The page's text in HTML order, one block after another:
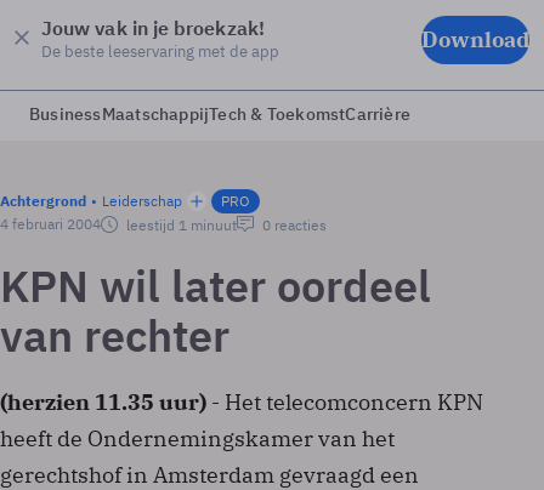
Jouw vak in je broekzak!
De beste leeservaring met de app Download
BusinessMaatschappijTech & ToekomstCarrière
Achtergrond Leiderschap
PRO
4 februari 2004
leestijd 1 minuut 0 reacties
KPN wil later oordeel
van rechter
(herzien 11.35 uur) - Het telecomconcern KPN
heeft de Ondernemingskamer van het
gerechtshof in Amsterdam gevraagd een